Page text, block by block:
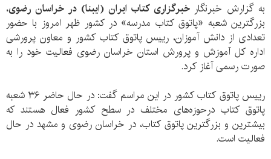
به گزارش خبرنگار خبرگزاری کتاب ایران (ایبنا) در خراسان رضوی،
بزرگترین شعبه «پاتوق کتاب مدرسه» در کشور ظهر امروز با حضور
تعدادی از دانش آموزان، رییس پاتوق کتاب کشور و معاون پرورشی
اداره کل آموزش و پرورش استان خراسان رضوی فعالیت خود را به
صورت رسمی آغاز کرد.
رییس پاتوق کتاب کشور در این مراسم گفت: در حال حاضر ۳۶ شعبه
پاتوق کتاب درحوزه‌های مختلف در سطح کشور فعال هستند که
بیشترین و بزرگترین پاتوق کتاب، در خراسان رضوی و مشهد در حال
فعالیت است.